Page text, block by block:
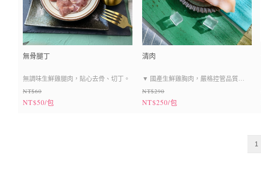
無骨腿丁
無調味生鮮雞腿肉，貼心去骨、切丁。
NT$60
NT$50/包
清肉
▼ 國產生鮮雞胸肉，嚴格控管品質
▼ 急速冷凍保鮮技術，留住獨特新鮮健
康美味
NT$290
NT$250/包
1